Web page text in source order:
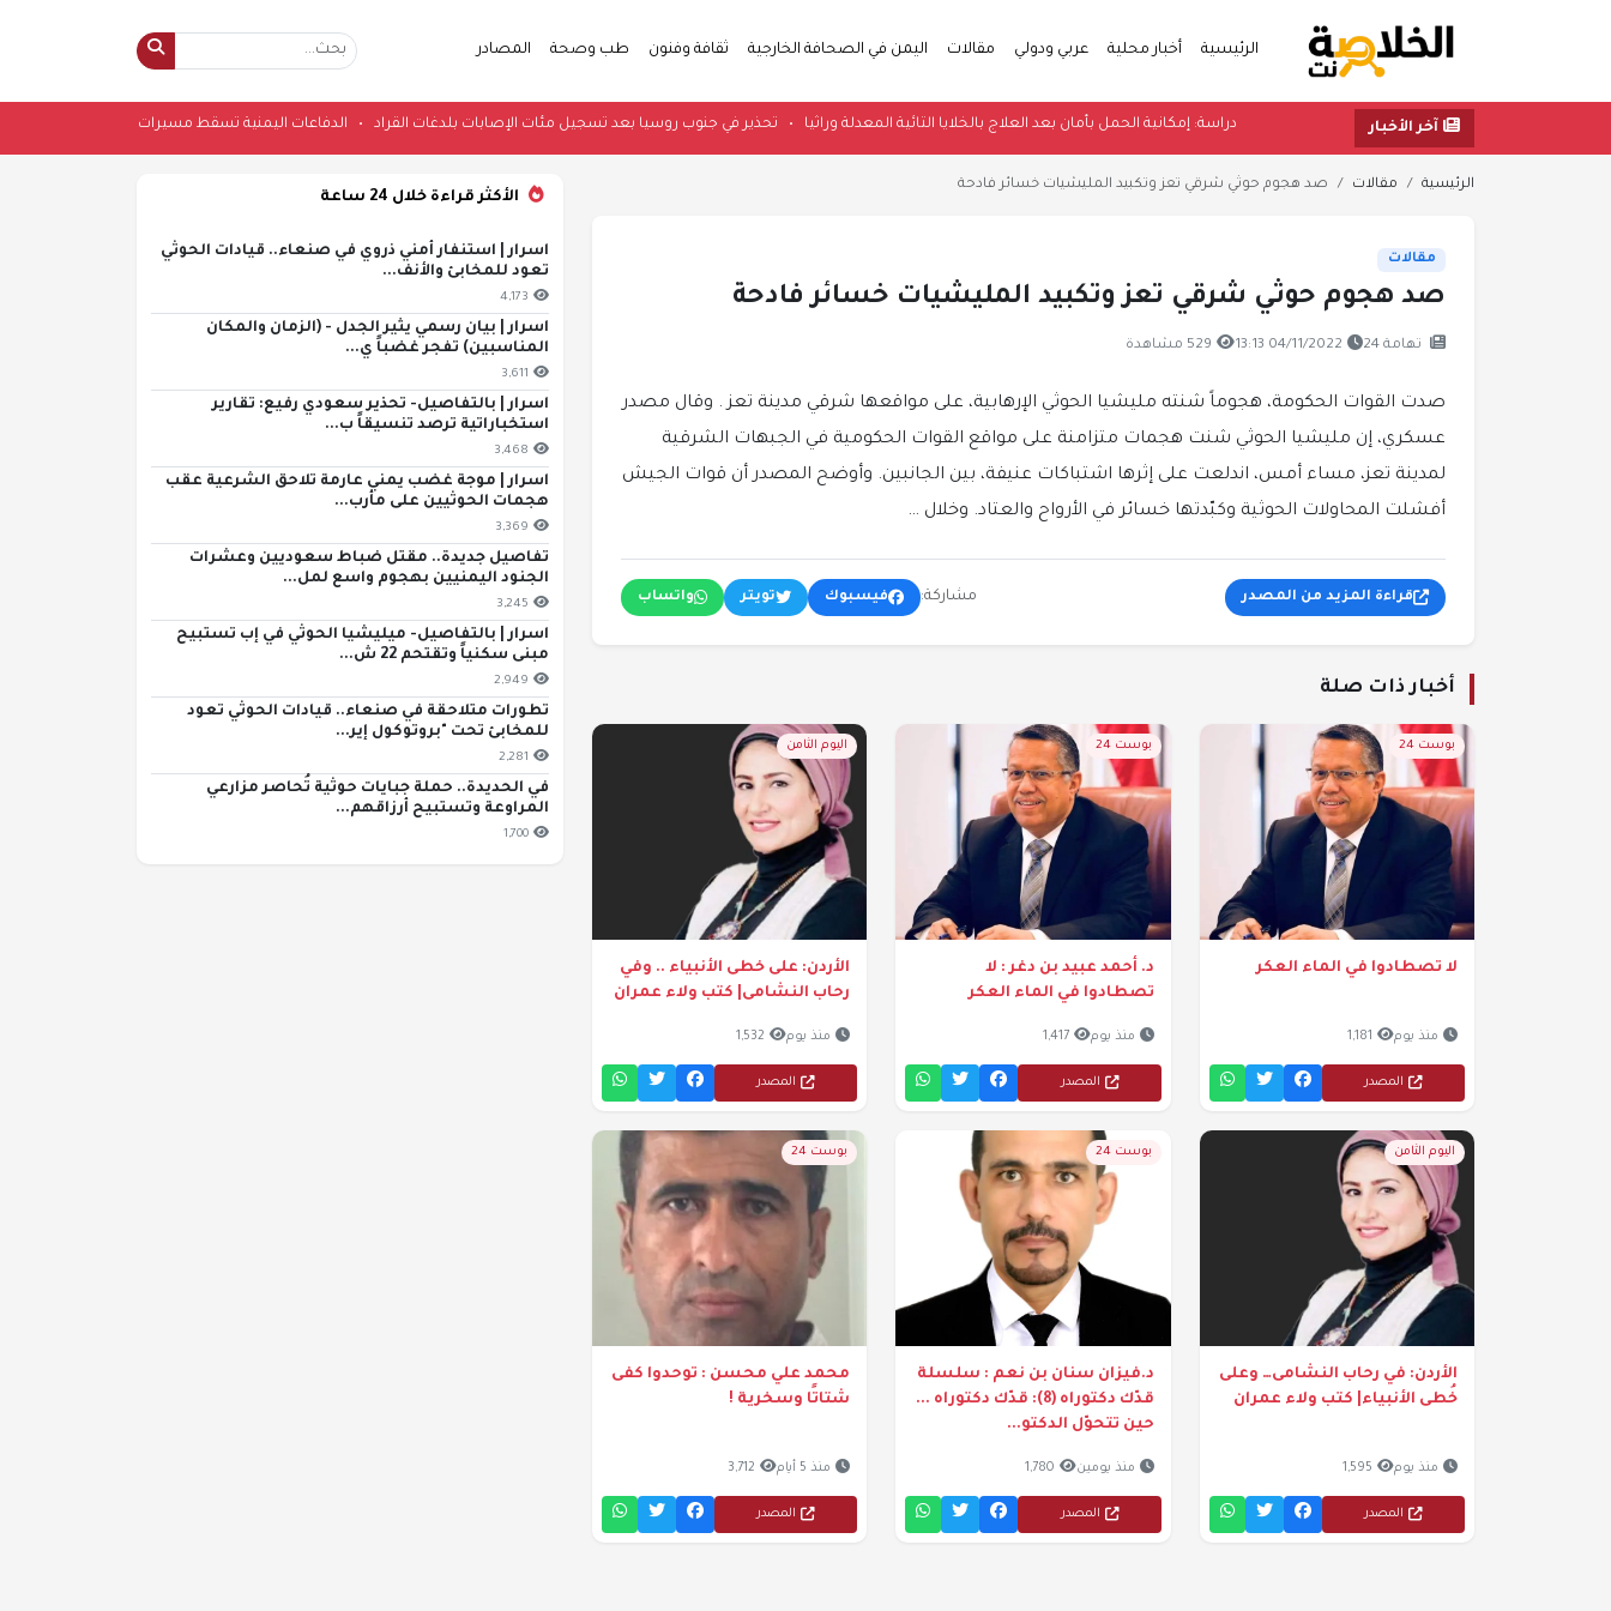
الرئيسية أخبار محلية عربي ودولي مقالات اليمن في الصحافة الخارجية ثقافة وفنون طب وصحة المصادر
آخر الأخبار دراسة: إمكانية الحمل بأمان بعد العلاج بالخلايا التائية المعدلة وراثيا•تحذير في جنوب روسيا بعد تسجيل مئات الإصابات بلدغات القراد•الدفاعات اليمنية تسقط مسيرات حوثية فوق
الرئيسية مقالات صد هجوم حوثي شرقي تعز وتكبيد المليشيات خسائر فادحة
مقالات
صد هجوم حوثي شرقي تعز وتكبيد المليشيات خسائر فادحة
تهامة 24 04/11/2022 13:13 529 مشاهدة
صدت القوات الحكومة، هجوماً شنته مليشيا الحوثي الإرهابية، على مواقعها شرقي مدينة تعز . وقال مصدر
عسكري، إن مليشيا الحوثي شنت هجمات متزامنة على مواقع القوات الحكومية في الجبهات الشرقية
لمدينة تعز، مساء أمس، اندلعت على إثرها اشتباكات عنيفة، بين الجانبين. وأوضح المصدر أن قوات الجيش
أفشلت المحاولات الحوثية وكبّدتها خسائر في الأرواح والعتاد. وخلال …
قراءة المزيد من المصدر مشاركة: فيسبوك تويتر واتساب
أخبار ذات صلة
بوست 24
لا تصطادوا في الماء العكر
منذ يوم 1,181
المصدر
بوست 24
د. أحمد عبيد بن دغر : لا
تصطادوا في الماء العكر
منذ يوم 1,417
المصدر
اليوم الثامن
الأردن: على خطى الأنبياء .. وفي
رحاب النشامى| كتب ولاء عمران
منذ يوم 1,532
المصدر
اليوم الثامن
الأردن: في رحاب النشامى… وعلى
خُطى الأنبياء| كتب ولاء عمران
منذ يوم 1,595
المصدر
بوست 24
د.فيزان سنان بن نعم : سلسلة
قدّك دكتوراه (8): قدّك دكتوراه ...
حين تتحوّل الدكتو...
منذ يومين 1,780
المصدر
بوست 24
محمد علي محسن : توحدوا كفى
شتاتًا وسخرية !
منذ 5 أيام 3,712
المصدر
الأكثر قراءة خلال 24 ساعة
اسرار | استنفار أمني ذروي في صنعاء.. قيادات الحوثي
تعود للمخابئ والأنف...
4,173
اسرار | بيان رسمي يثير الجدل - (الزمان والمكان
المناسبين) تفجر غضباً ي...
3,611
اسرار | بالتفاصيل- تحذير سعودي رفيع: تقارير
استخباراتية ترصد تنسيقاً ب...
3,468
اسرار | موجة غضب يمني عارمة تلاحق الشرعية عقب
هجمات الحوثيين على مأرب...
3,369
تفاصيل جديدة.. مقتل ضباط سعوديين وعشرات
الجنود اليمنيين بهجوم واسع لمل...
3,245
اسرار | بالتفاصيل- ميليشيا الحوثي في إب تستبيح
مبنى سكنياً وتقتحم 22 ش...
2,949
تطورات متلاحقة في صنعاء.. قيادات الحوثي تعود
للمخابئ تحت "بروتوكول إير...
2,281
في الحديدة.. حملة جبايات حوثية تُحاصر مزارعي
المراوعة وتستبيح أرزاقهم...
1,700